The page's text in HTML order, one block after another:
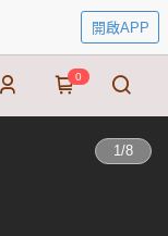
開啟APP
0
1/8